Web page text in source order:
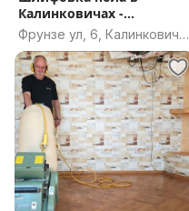
Калинковичах -
Циклевка паркета
Фрунзе ул, 6, Калинковичи,
Калинковичский район,
Гомельская область